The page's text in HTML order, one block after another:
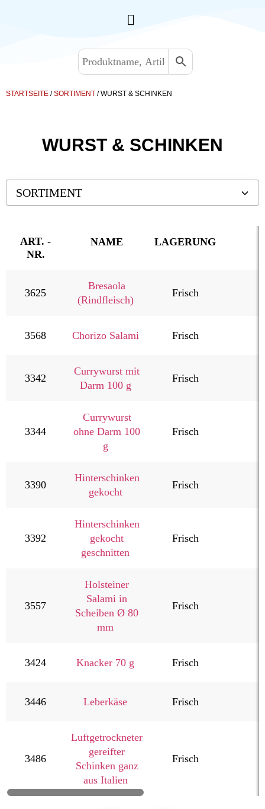
STARTSEITE /SORTIMENT / WURST & SCHINKEN
WURST & SCHINKEN
SORTIMENT
Convenience
Eis & Toppings
Kartoffelprodukte
Kuchen & Desserts
Seafood, Fisch & Meeresfrüchte
Wurst & Schinken
ART. -
NR.
NAME LAGERUNG
3625
Bresaola
(Rindfleisch)
Frisch
3568 Chorizo Salami Frisch
3342
Currywurst mit
Darm 100 g
Frisch
3344
Currywurst
ohne Darm 100
g
Frisch
3390
Hinterschinken
gekocht
Frisch
3392
Hinterschinken
gekocht
geschnitten
Frisch
3557
Holsteiner
Salami in
Scheiben Ø 80
mm
Frisch
3424 Knacker 70 g Frisch
3446 Leberkäse Frisch
3486
Luftgetrockneter
gereifter
Schinken ganz
aus Italien
Frisch